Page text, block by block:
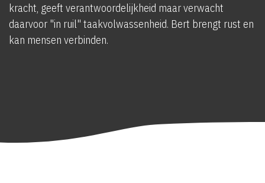
kracht, geeft verantwoordelijkheid maar verwacht
daarvoor "in ruil" taakvolwassenheid. Bert brengt rust en
kan mensen verbinden.